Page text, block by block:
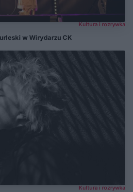
Kultura i rozrywka
w Wirydarzu CK
Kultura i rozrywka